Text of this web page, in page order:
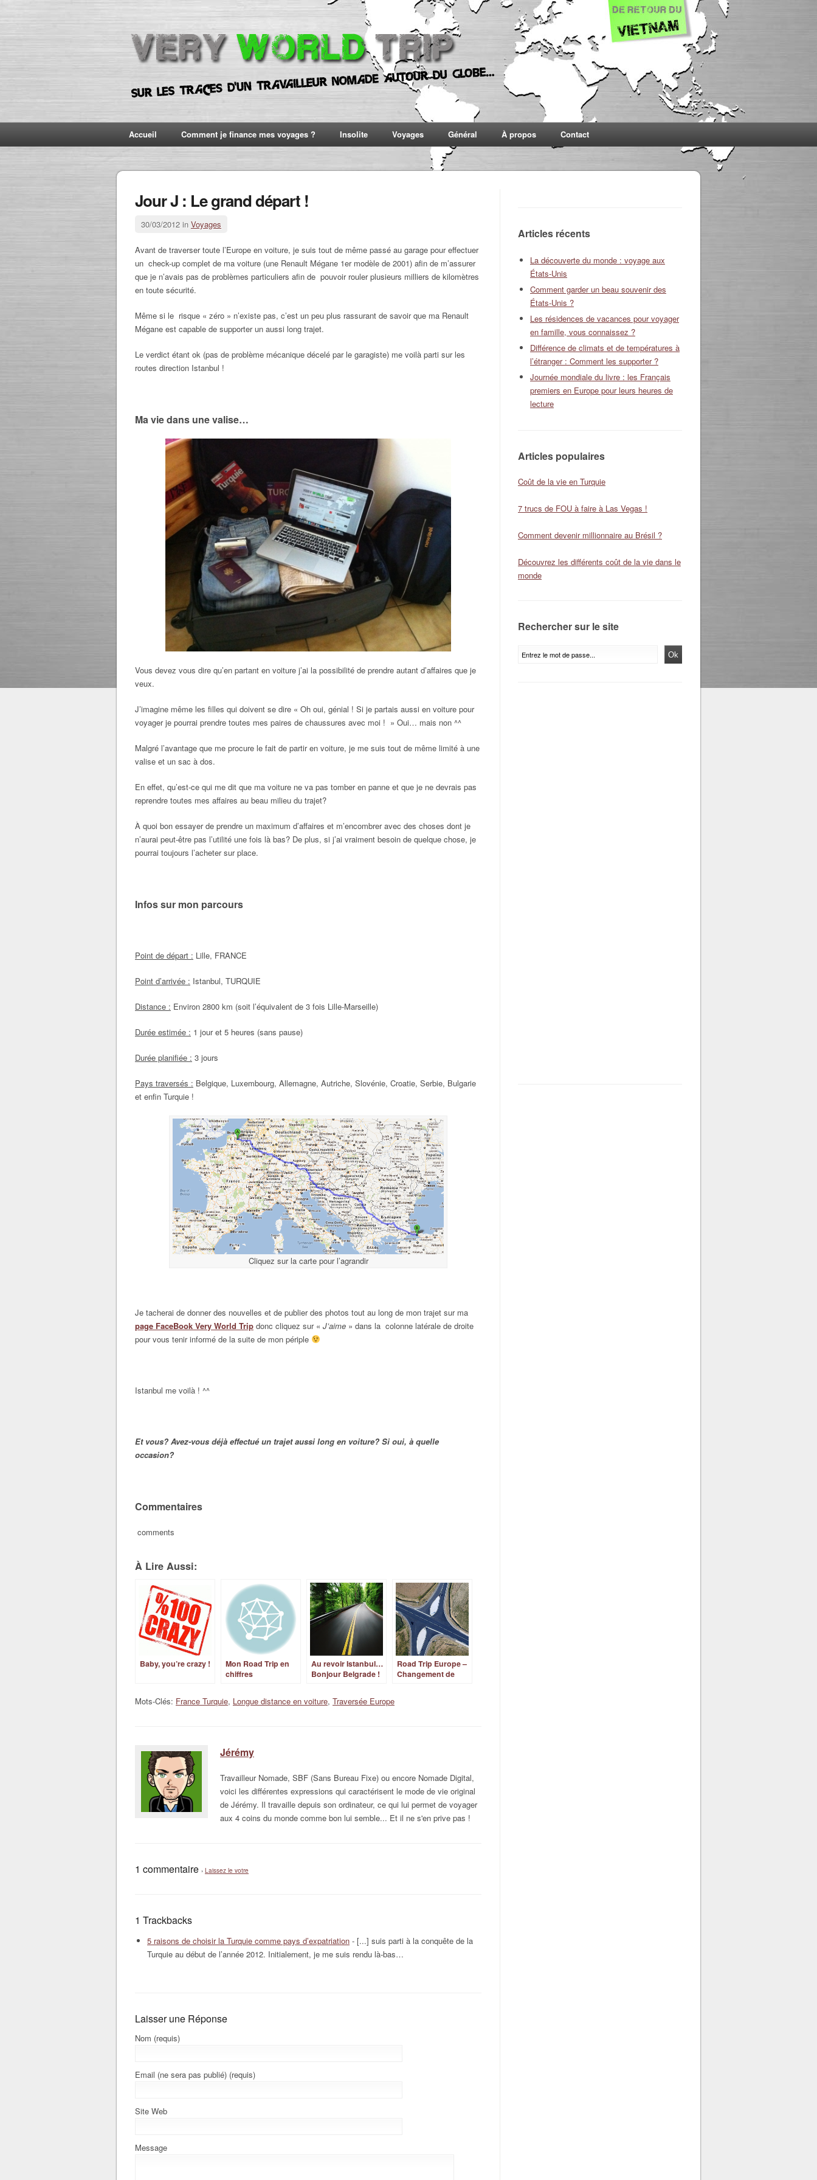
Accueil Comment je finance mes voyages ? Insolite Voyages Général À propos Contact
Jour J : Le grand départ !
30/03/2012 in Voyages
Avant de traverser toute l’Europe en voiture, je suis tout de même passé au garage pour effectuer
un check-up complet de ma voiture (une Renault Mégane 1er modèle de 2001) afin de m’assurer
que je n’avais pas de problèmes particuliers afin de pouvoir rouler plusieurs milliers de kilomètres
en toute sécurité.
Même si le risque « zéro » n’existe pas, c’est un peu plus rassurant de savoir que ma Renault
Mégane est capable de supporter un aussi long trajet.
Le verdict étant ok (pas de problème mécanique décelé par le garagiste) me voilà parti sur les
routes direction Istanbul !
Ma vie dans une valise…
Vous devez vous dire qu’en partant en voiture j’ai la possibilité de prendre autant d’affaires que je
veux.
J’imagine même les filles qui doivent se dire « Oh oui, génial ! Si je partais aussi en voiture pour
voyager je pourrai prendre toutes mes paires de chaussures avec moi ! » Oui… mais non ^^
Malgré l’avantage que me procure le fait de partir en voiture, je me suis tout de même limité à une
valise et un sac à dos.
En effet, qu’est-ce qui me dit que ma voiture ne va pas tomber en panne et que je ne devrais pas
reprendre toutes mes affaires au beau milieu du trajet?
À quoi bon essayer de prendre un maximum d’affaires et m’encombrer avec des choses dont je
n’aurai peut-être pas l’utilité une fois là bas? De plus, si j’ai vraiment besoin de quelque chose, je
pourrai toujours l’acheter sur place.
Infos sur mon parcours
Point de départ : Lille, FRANCE
Point d’arrivée : Istanbul, TURQUIE
Distance : Environ 2800 km (soit l’équivalent de 3 fois Lille-Marseille)
Durée estimée : 1 jour et 5 heures (sans pause)
Durée planifiée : 3 jours
Pays traversés : Belgique, Luxembourg, Allemagne, Autriche, Slovénie, Croatie, Serbie, Bulgarie
et enfin Turquie !
Cliquez sur la carte pour l’agrandir
Je tacherai de donner des nouvelles et de publier des photos tout au long de mon trajet sur ma
page FaceBook Very World Trip donc cliquez sur « J’aime » dans la colonne latérale de droite
pour vous tenir informé de la suite de mon périple
Istanbul me voilà ! ^^
Et vous? Avez-vous déjà effectué un trajet aussi long en voiture? Si oui, à quelle
occasion?
Commentaires
comments
À Lire Aussi:
Baby, you’re crazy !
Mon Road Trip en
chiffres
Au revoir Istanbul…
Bonjour Belgrade !
Road Trip Europe –
Changement de
Mots-Clés: France Turquie, Longue distance en voiture, Traversée Europe
Jérémy
Travailleur Nomade, SBF (Sans Bureau Fixe) ou encore Nomade Digital,
voici les différentes expressions qui caractérisent le mode de vie original
de Jérémy. Il travaille depuis son ordinateur, ce qui lui permet de voyager
aux 4 coins du monde comme bon lui semble... Et il ne s'en prive pas !
1 commentaire › Laissez le votre
1 Trackbacks
5 raisons de choisir la Turquie comme pays d’expatriation - [...] suis parti à la conquête de la
Turquie au début de l’année 2012. Initialement, je me suis rendu là-bas…
Laisser une Réponse
Nom (requis)
Email (ne sera pas publié) (requis)
Site Web
Message
Articles récents
La découverte du monde : voyage aux
États-Unis
Comment garder un beau souvenir des
États-Unis ?
Les résidences de vacances pour voyager
en famille, vous connaissez ?
Différence de climats et de températures à
l’étranger : Comment les supporter ?
Journée mondiale du livre : les Français
premiers en Europe pour leurs heures de
lecture
Articles populaires
Coût de la vie en Turquie
7 trucs de FOU à faire à Las Vegas !
Comment devenir millionnaire au Brésil ?
Découvrez les différents coût de la vie dans le
monde
Rechercher sur le site